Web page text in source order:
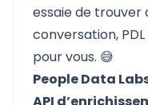
essaie de trouver
conversation,
pour vous. 😅
People Data